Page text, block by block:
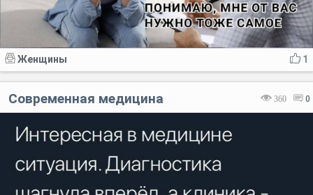
1
Женщины
360 0
Современная медицина